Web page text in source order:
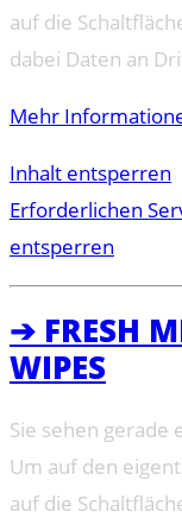
auf die
dabei Daten an
Mehr
Inhalt entsperren
Erforderlichen
entsperren
➔ FRESH
WIPES
Sie sehen gerade
Um auf den
auf die